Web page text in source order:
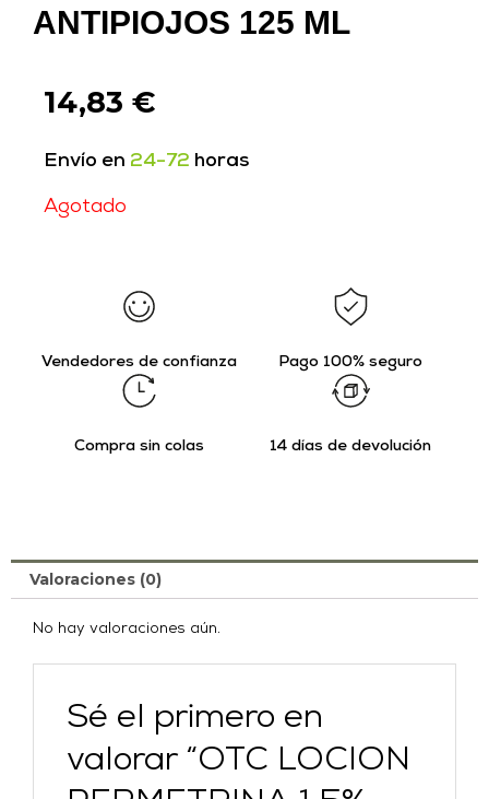
ANTIPIOJOS 125 ML
14,83 €
Envío en 24-72 horas
Agotado
Vendedores de confianza Pago 100% seguro
Compra sin colas 14 días de devolución
Valoraciones (0)
No hay valoraciones aún.
Sé el primero en
valorar “OTC LOCION